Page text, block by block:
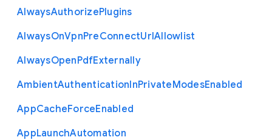
AlwaysAuthorizePlugins
AlwaysOnVpnPreConnectUrlAllowlist
AlwaysOpenPdfExternally
AmbientAuthenticationInPrivateModesEnabled
AppCacheForceEnabled
AppLaunchAutomation